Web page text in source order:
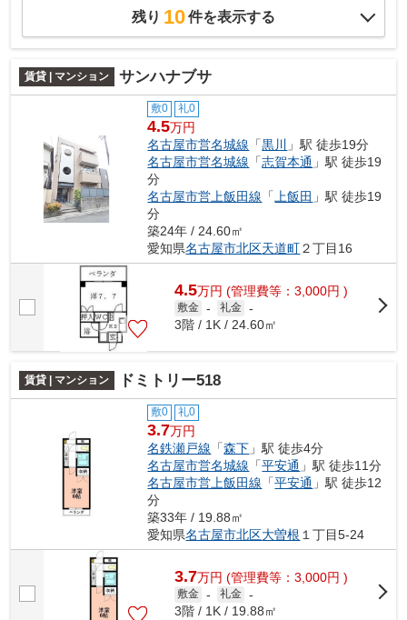
残り 10件を表示する
賃貸 | マンション サンハナブサ
敷0 礼0
4.5万円
名古屋市営名城線 「黒川
」駅 徒歩19分
名古屋市営名城線 「志賀本通 」駅 徒歩19
分
名古屋市営上飯田線 「上飯田 」駅 徒歩19
分
築24年 / 24.60㎡
愛知県名古屋市北区天道町２丁目16
4.5万円 (管理費等：3,000円 )
敷金 - 礼金 -
3階 / 1K / 24.60㎡
賃貸 | マンション ドミトリー518
敷0 礼0
3.7万円
名鉄瀬戸線 「森下 」駅 徒歩4分
名古屋市営名城線 「平安通 」駅 徒歩11分
名古屋市営上飯田線 「平安通 」駅 徒歩12
分
築33年 / 19.88㎡
愛知県名古屋市北区大曽根 １丁目5‐24
3.7万円 (管理費等：3,000円 )
敷金 - 礼金 -
3階 / 1K / 19.88㎡